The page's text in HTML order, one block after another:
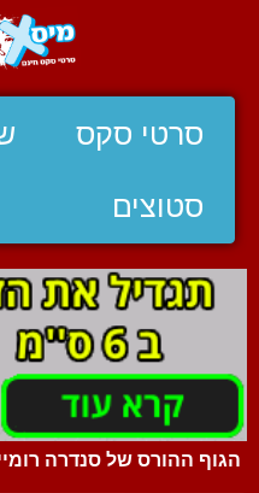
סרטי סקס
סטוצים
הגוף ההורס של סנדרה